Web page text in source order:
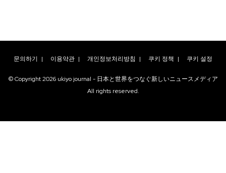
문의하기 | 이용약관 | 개인정보처리방침 | 쿠키 정책 | 쿠키 설정
© Copyright2026 ukiyo journal - 日本と世界をつなぐ新しいニュースメディア
All rights reserved.